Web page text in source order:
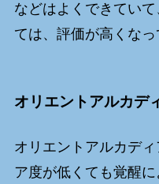
などはよくできてい
ては、評価が高くなっ
オリエントアルカデ
オリエントアルカデ
ア度が低くても覚醒